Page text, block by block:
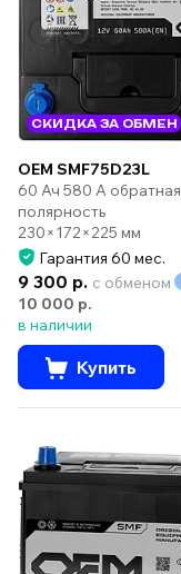
СКИДКА ЗА ОБМЕН
OEM SMF75D23L
60 Ач 580 А обратная
полярность
230×172×225 мм
Гарантия 60 мес.
9 300 р. с обменом
10 000 р.
в наличии
Купить